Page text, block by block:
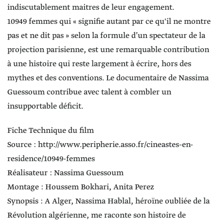
indiscutablement maitres de leur engagement.
10949 femmes qui « signifie autant par ce qu'il ne montre
pas et ne dit pas » selon la formule d’un spectateur de la
projection parisienne, est une remarquable contribution
à une histoire qui reste largement à écrire, hors des
mythes et des conventions. Le documentaire de Nassima
Guessoum contribue avec talent à combler un
insupportable déficit.
Fiche Technique du film
Source : http://www.peripherie.asso.fr/cineastes-en-
residence/10949-femmes
Réalisateur : Nassima Guessoum
Montage : Houssem Bokhari, Anita Perez
Synopsis : A Alger, Nassima Hablal, héroïne oubliée de la
Révolution algérienne, me raconte son histoire de